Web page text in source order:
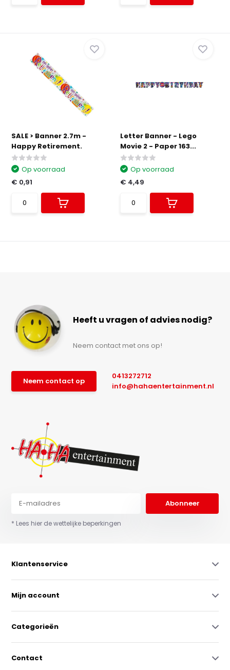
SALE > Banner 2.7m -
Happy Retirement.
Op voorraad
€ 0,91
Letter Banner - Lego
Movie 2 - Paper 163...
Op voorraad
€ 4,49
Heeft u vragen of advies nodig?
Neem contact met ons op!
Neem contact op
0413272712
info@hahaentertainment.nl
Abonneer
* Lees hier de wettelijke beperkingen
Klantenservice
Mijn account
Categorieën
Contact